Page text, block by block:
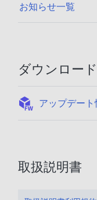
お知らせ一覧
ダウンロード
アップデート
取扱説明書